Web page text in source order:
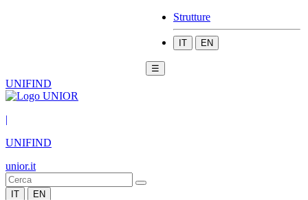
Strutture
IT EN
☰
UNIFIND
|
UNIFIND
unior.it
IT EN